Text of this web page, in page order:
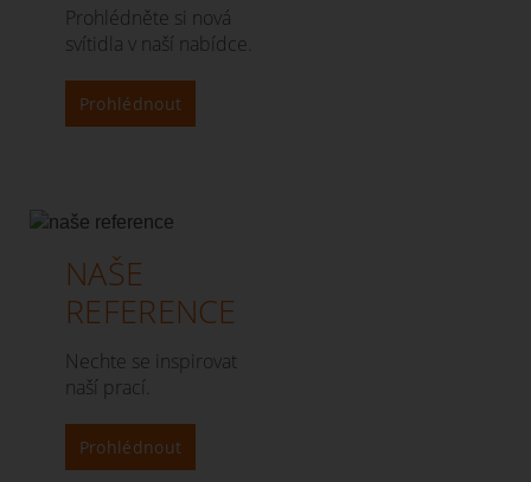
Prohlédněte si nová
svítidla v naší nabídce.
Prohlédnout
NAŠE
REFERENCE
Nechte se inspirovat
naší prací.
Prohlédnout